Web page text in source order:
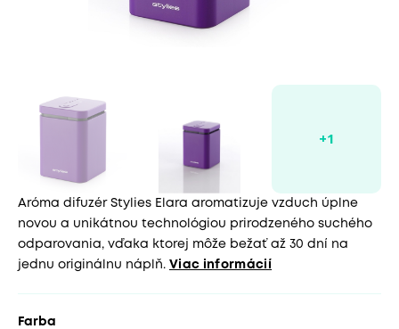
Aróma difuzér Stylies Elara aromatizuje vzduch úplne
novou a unikátnou technológiou prirodzeného suchého
odparovania, vďaka ktorej môže bežať až 30 dní na
jednu originálnu náplň. Viac informácií
Farba